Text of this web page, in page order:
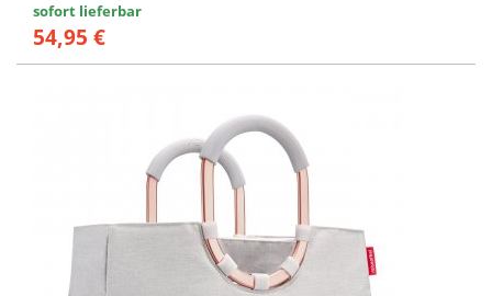
sofort lieferbar
54,95 €